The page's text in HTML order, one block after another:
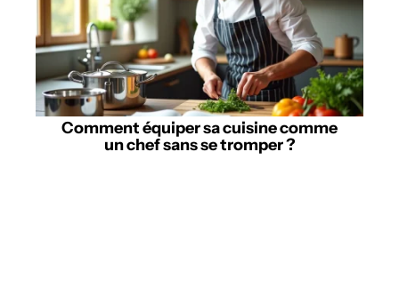
Comment équiper sa cuisine comme
un chef sans se tromper ?